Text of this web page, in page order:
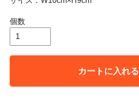
個数
カートに入れる